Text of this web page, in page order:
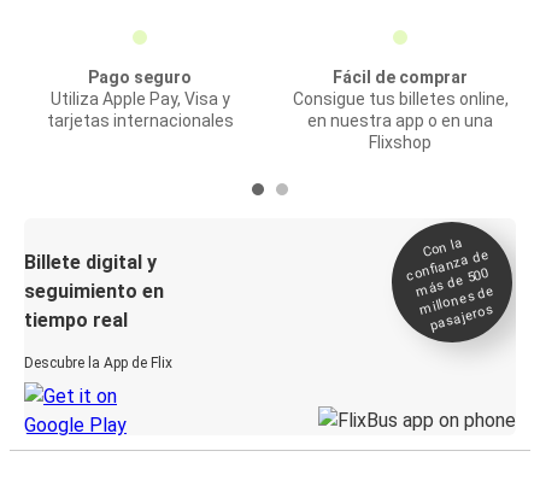
Pago seguro
Utiliza Apple Pay, Visa y
tarjetas internacionales
Fácil de comprar
Consigue tus billetes online,
en nuestra app o en una
Flixshop
Billete digital y
seguimiento en
tiempo real
Descubre la App de Flix
Con la
confianza de
más de 500
millones de
pasajeros